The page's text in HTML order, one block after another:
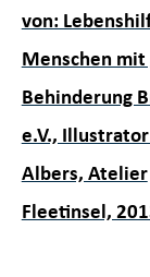
von:
Menschen
Behinderung
e.V.,
Albers, Atelier
Fleetinsel,